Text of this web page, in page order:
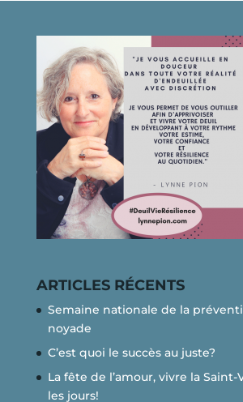
ARTICLES RÉCENTS
Semaine nationale de la
noyade
C’est quoi le succès au juste?
La fête de l’amour, vivre la
les jours!